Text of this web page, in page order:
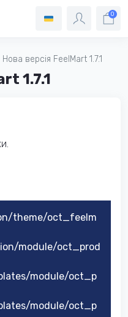
0
Нова версія FeelMart 1.7.1
1.7.1
theme/oct_feelm
module/oct_prod
module/oct_p
module/oct_p